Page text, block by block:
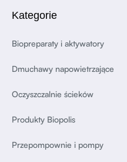
Kategorie
Biopreparaty i aktywatory
Dmuchawy napowietrzające
Oczyszczalnie ścieków
Produkty Biopolis
Przepompownie i pompy